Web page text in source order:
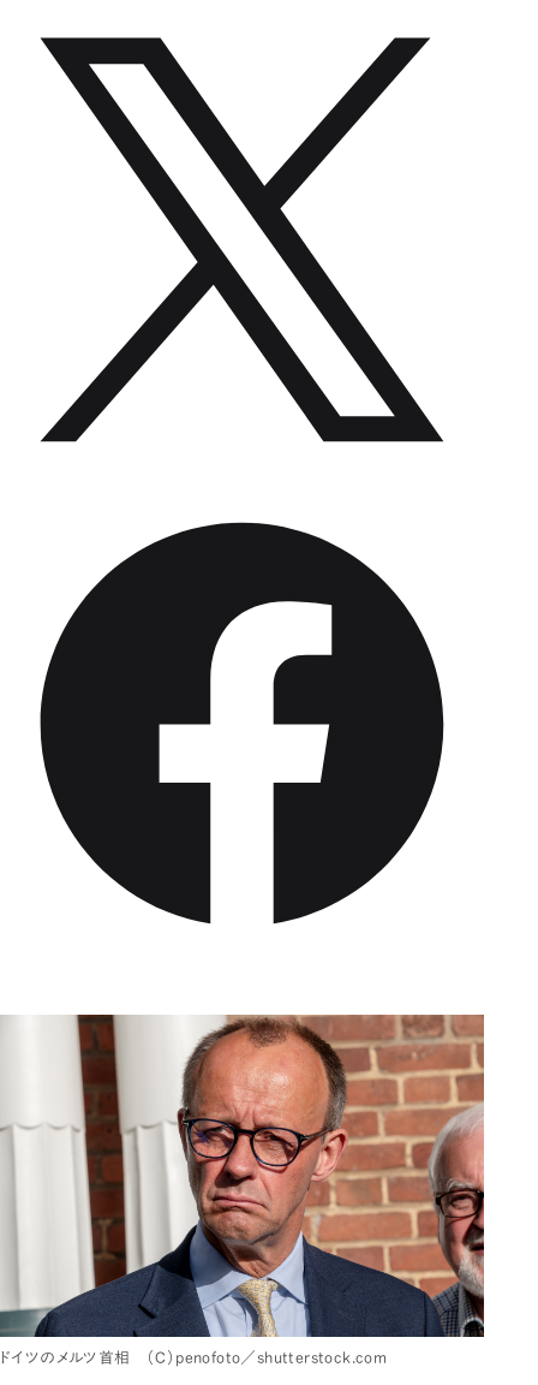
ドイツのメルツ首相 （C）penofoto／shutterstock.com